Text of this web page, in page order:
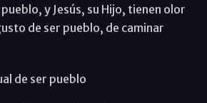
y Jesús, su Hijo, tienen olor
de ser pueblo, de caminar
de ser pueblo